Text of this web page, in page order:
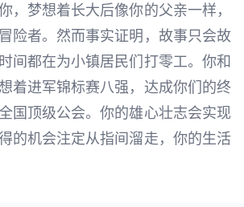
，梦想着长大后像你的父亲一样，
险者。然而事实证明，故事只会故
都在为小镇居民们打零工。你和
着进军锦标赛八强，达成你们的终
顶级公会。你的雄心壮志会实现
的机会注定从指间溜走，你的生活